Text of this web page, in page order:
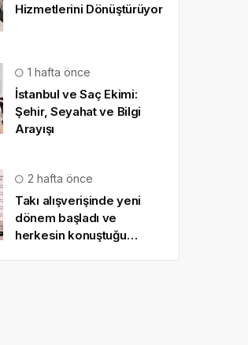
Hizmetlerini Dönüştürüyor
1 hafta önce
İstanbul ve Saç Ekimi:
Şehir, Seyahat ve Bilgi
Arayışı
2 hafta önce
Takı alışverişinde yeni
dönem başladı ve
herkesin konuştuğu